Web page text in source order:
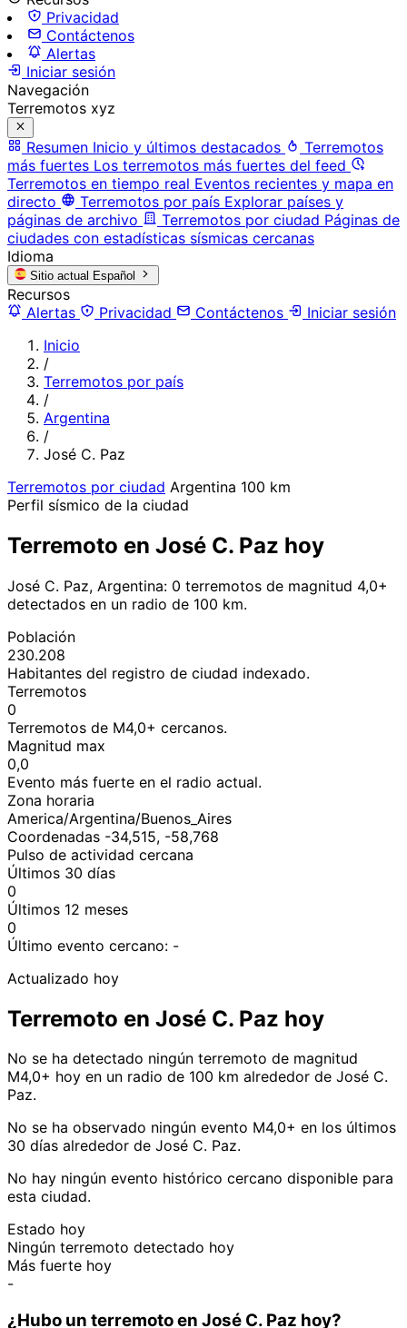
Privacidad
Contáctenos
Alertas
Iniciar sesión
Navegación
Terremotos xyz
Resumen Inicio y últimos destacados
Terremotos
más fuertes Los terremotos más fuertes del feed
Terremotos en tiempo real Eventos recientes y mapa en
directo
Terremotos por país Explorar países y
páginas de archivo
Terremotos por ciudad Páginas de
ciudades con estadísticas sísmicas cercanas
Idioma
Sitio actual Español
Recursos
Alertas
Privacidad Contáctenos
Iniciar sesión
Inicio
/
Terremotos por país
/
Argentina
/
José C. Paz
Terremotos por ciudad Argentina 100 km
Perfil sísmico de la ciudad
Terremoto en José C. Paz hoy
José C. Paz, Argentina: 0 terremotos de magnitud 4,0+
detectados en un radio de 100 km.
Población
230.208
Habitantes del registro de ciudad indexado.
Terremotos
0
Terremotos de M4,0+ cercanos.
Magnitud max
0,0
Evento más fuerte en el radio actual.
Zona horaria
America/Argentina/Buenos_Aires
Coordenadas -34,515, -58,768
Pulso de actividad cercana
Últimos 30 días
0
Últimos 12 meses
0
Último evento cercano: -
Actualizado hoy
Terremoto en José C. Paz hoy
No se ha detectado ningún terremoto de magnitud
M4,0+ hoy en un radio de 100 km alrededor de José C.
Paz.
No se ha observado ningún evento M4,0+ en los últimos
30 días alrededor de José C. Paz.
No hay ningún evento histórico cercano disponible para
esta ciudad.
Estado hoy
Ningún terremoto detectado hoy
Más fuerte hoy
-
¿Hubo un terremoto en José C. Paz hoy?